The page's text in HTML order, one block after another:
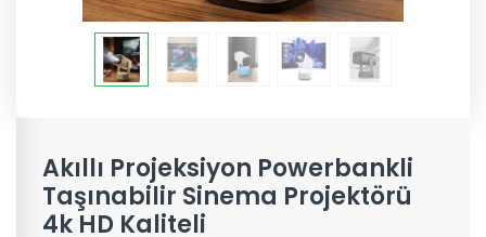
Akıllı Projeksiyon Powerbankli
Taşınabilir Sinema Projektörü
4k HD Kaliteli